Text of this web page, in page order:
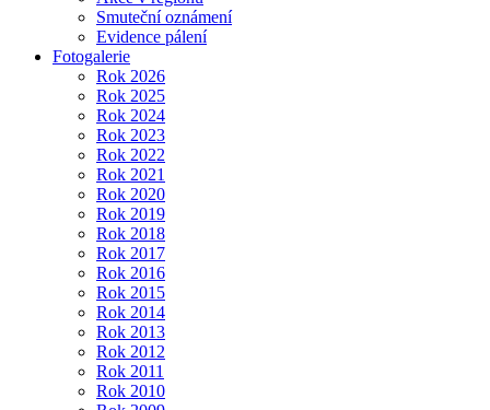
Smuteční oznámení
Evidence pálení
Fotogalerie
Rok 2026
Rok 2025
Rok 2024
Rok 2023
Rok 2022
Rok 2021
Rok 2020
Rok 2019
Rok 2018
Rok 2017
Rok 2016
Rok 2015
Rok 2014
Rok 2013
Rok 2012
Rok 2011
Rok 2010